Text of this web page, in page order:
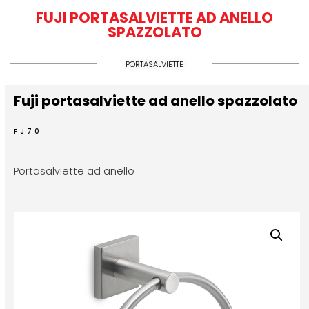
FUJI PORTASALVIETTE AD ANELLO
SPAZZOLATO
PORTASALVIETTE
Fuji portasalviette ad anello spazzolato
FJ70
Portasalviette ad anello